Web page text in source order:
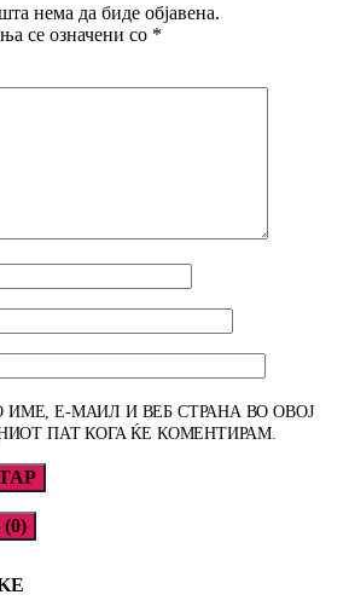
нема да биде објавена.
се означени со *
ИМЕ, Е-МАИЛ И ВЕБ СТРАНА ВО ОВОЈ
ПАТ КОГА ЌЕ КОМЕНТИРАМ.